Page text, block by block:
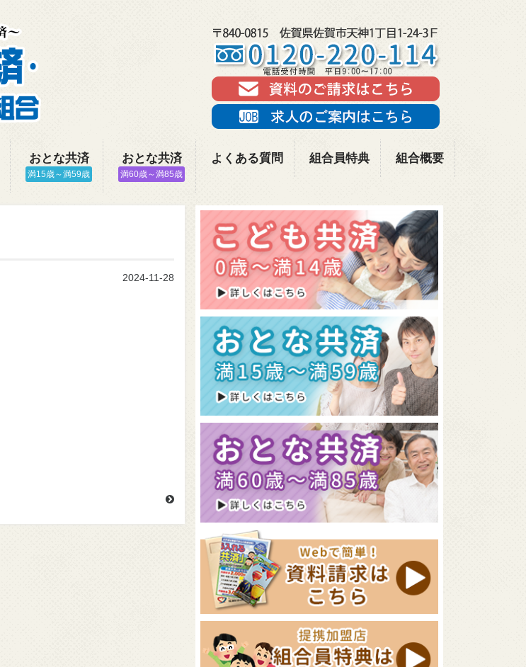
おとな共済
満15歳～満59歳
おとな共済
満60歳～満85歳
よくある質問 組合員特典 組合概要
2024-11-28